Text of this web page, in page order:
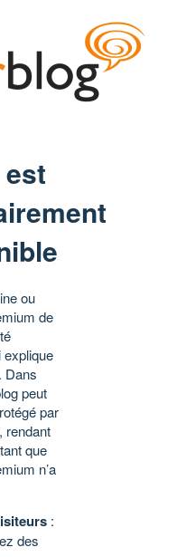
ou
de
explique
Dans
peut
par
rendant
que
n’a
:
des